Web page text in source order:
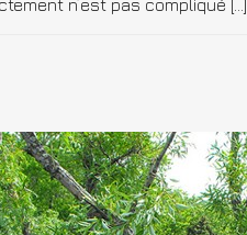
n’est pas compliqué […]